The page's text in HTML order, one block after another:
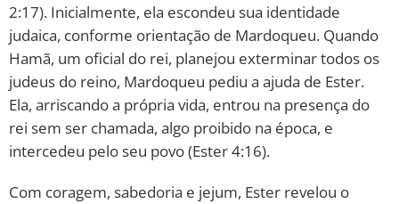
2:17). Inicialmente, ela escondeu sua identidade
judaica, conforme orientação de Mardoqueu. Quando
Hamã, um oficial do rei, planejou exterminar todos os
judeus do reino, Mardoqueu pediu a ajuda de Ester.
Ela, arriscando a própria vida, entrou na presença do
rei sem ser chamada, algo proibido na época, e
intercedeu pelo seu povo (Ester 4:16).
Com coragem, sabedoria e jejum, Ester revelou o